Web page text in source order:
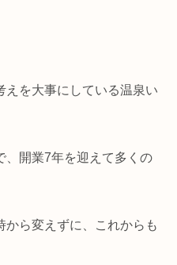
えを大事にしている温泉い
、開業7年を迎えて多くの
ら変えずに、これからも